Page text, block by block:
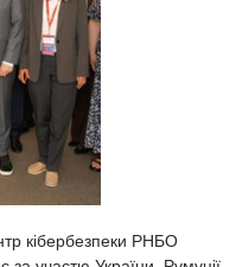
кібербезпеки РНБО